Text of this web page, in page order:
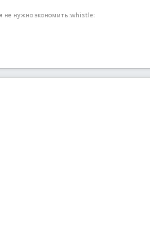
не нужно экономить :whistle: